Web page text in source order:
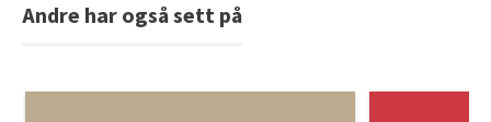
Andre har også sett på